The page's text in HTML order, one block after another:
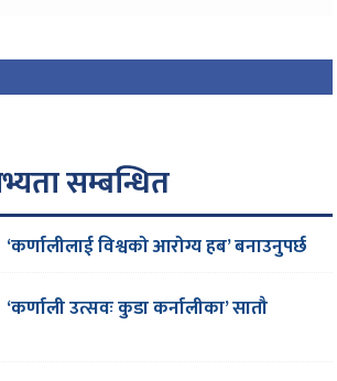
सम्बन्धित
‘कर्णालीलाई विश्वको आरोग्य हब’ बनाउनुपर्छ
‘कर्णाली उत्सवः कुडा कर्नालीका’ सातौ